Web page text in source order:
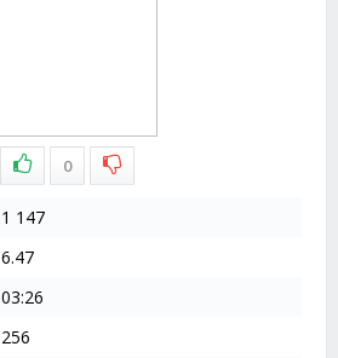
0
1 147
6.47
03:26
256